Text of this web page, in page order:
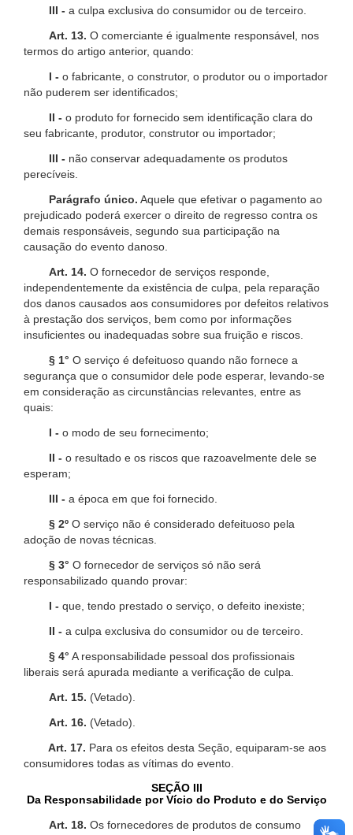
III - a culpa exclusiva do consumidor ou de terceiro.
Art. 13. O comerciante é igualmente responsável, nos
termos do artigo anterior, quando:
I - o fabricante, o construtor, o produtor ou o importador
não puderem ser identificados;
II - o produto for fornecido sem identificação clara do
seu fabricante, produtor, construtor ou importador;
III - não conservar adequadamente os produtos
perecíveis.
Parágrafo único. Aquele que efetivar o pagamento ao
prejudicado poderá exercer o direito de regresso contra os
demais responsáveis, segundo sua participação na
causação do evento danoso.
Art. 14. O fornecedor de serviços responde,
independentemente da existência de culpa, pela reparação
dos danos causados aos consumidores por defeitos relativos
à prestação dos serviços, bem como por informações
insuficientes ou inadequadas sobre sua fruição e riscos.
§ 1° O serviço é defeituoso quando não fornece a
segurança que o consumidor dele pode esperar, levando-se
em consideração as circunstâncias relevantes, entre as
quais:
I - o modo de seu fornecimento;
II - o resultado e os riscos que razoavelmente dele se
esperam;
III - a época em que foi fornecido.
§ 2º O serviço não é considerado defeituoso pela
adoção de novas técnicas.
§ 3° O fornecedor de serviços só não será
responsabilizado quando provar:
I - que, tendo prestado o serviço, o defeito inexiste;
II - a culpa exclusiva do consumidor ou de terceiro.
§ 4° A responsabilidade pessoal dos profissionais
liberais será apurada mediante a verificação de culpa.
Art. 15. (Vetado).
Art. 16. (Vetado).
Art. 17. Para os efeitos desta Seção, equiparam-se aos
consumidores todas as vítimas do evento.
SEÇÃO III
Da Responsabilidade por Vício do Produto e do Serviço
Art. 18. Os fornecedores de produtos de consumo